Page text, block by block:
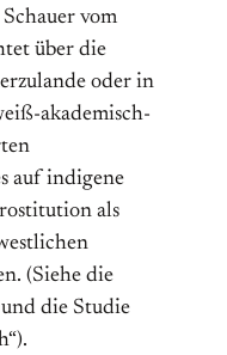
vom
über die
oder in
akademisch-
auf indigene
als
(Siehe die
die Studie